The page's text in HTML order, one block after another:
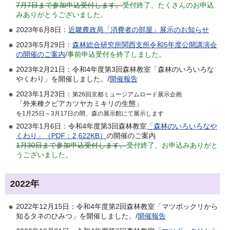
7月7日まで参加申込受付します。受付終了、たくさんのお申込
みありがとうございました。
2023年6月8日： 近畿農政局「消費者の部屋」展示のお知らせ
2023年5月29日： 森林総合研究所関西支所令和5年度公開講演会
の開催のご案内/事前申込受付を終了しました。
2023年2月21日：令和4年度第3回森林教室「森林のいろいろな
やくわり」を開催しました。/開催報告
2023年1月23日： 第26回京都ミュージアムロード展示企画
「外来種クビアカツヤカミキリの生態」
を1月25日～3月17日の間、森の展示館にて展示します
2023年1月6日：令和4年度第3回森林教室 「森林のいろいろなや
くわり」（PDF：2,622KB） の開催のご案内
1月30日まで参加申込受付します。受付終了、お申込みありがと
うございました。
2022年
2022年12月15日：令和4年度第2回森林教室「マツボックリから
知るタネのひみつ」を開催しました。/開催報告